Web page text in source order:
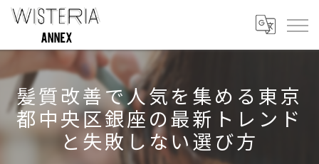
髪質改善で人気を集める東京
都中央区銀座の最新トレンド
と失敗しない選び方